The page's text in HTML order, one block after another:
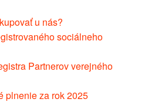
u nás?
sociálneho
Partnerov verejného
plnenie za rok 2025